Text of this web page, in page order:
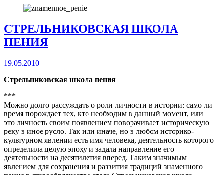
СТРЕЛЬНИКОВСКАЯ ШКОЛА
ПЕНИЯ
19.05.2010
Стрельниковская школа пения
***
Можно долго рассуждать о роли личности в истории: само ли
время порождает тех, кто необходим в данный момент, или
это личность своим появлением поворачивает историческую
реку в иное русло. Так или иначе, но в любом историко-
культурном явлении есть имя человека, деятельность которого
определила целую эпоху и задала направление его
деятельности на десятилетия вперед. Таким значимым
явлением для сохранения и развития традиций знаменного